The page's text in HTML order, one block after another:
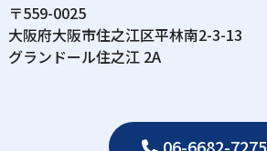
〒559-0025
⼤阪府⼤阪市住之江区平林南2-3-13
グランドール住之江 2A